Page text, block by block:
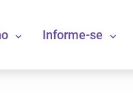
Informe-se